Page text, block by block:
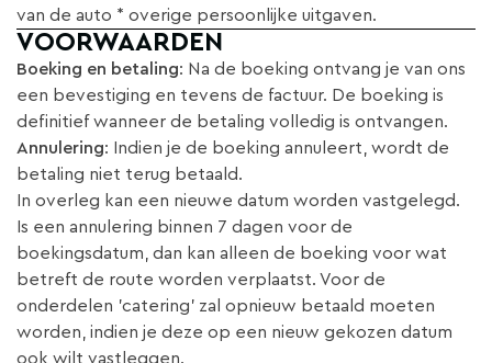
van de auto * overige persoonlijke uitgaven.
VOORWAARDEN
Boeking en betaling: Na de boeking ontvang je van ons
een bevestiging en tevens de factuur. De boeking is
definitief wanneer de betaling volledig is ontvangen.
Annulering: Indien je de boeking annuleert, wordt de
betaling niet terug betaald.
In overleg kan een nieuwe datum worden vastgelegd.
Is een annulering binnen 7 dagen voor de
boekingsdatum, dan kan alleen de boeking voor wat
betreft de route worden verplaatst. Voor de
onderdelen 'catering' zal opnieuw betaald moeten
worden, indien je deze op een nieuw gekozen datum
ook wilt vastleggen.